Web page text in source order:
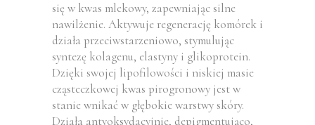
się w kwas mlekowy, zapewniając silne
nawilżenie. Aktywuje regenerację komórek i
działa przeciwstarzeniowo, stymulując
syntezę kolagenu, elastyny ​​i glikoprotein.
Dzięki swojej lipofilowości i niskiej masie
cząsteczkowej kwas pirogronowy jest w
stanie wnikać w głębokie warstwy skóry.
Działa antyoksydacyjnie, depigmentująco,